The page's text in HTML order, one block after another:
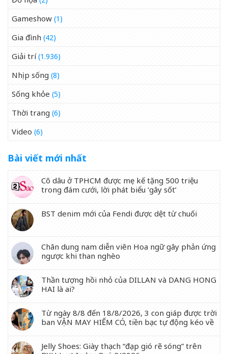
Gameshow (1)
Gia đình (42)
Giải trí(1.936)
Nhịp sống (8)
Sống khỏe (5)
Thời trang (6)
Video (6)
Bài viết mới nhất
Cô dâu ở TPHCM được mẹ kế tặng 500 triệu
trong đám cưới, lời phát biểu ‘gây sốt’
BST denim mới của Fendi được dệt từ chuối
Chân dung nam diễn viên Hoa ngữ gây phản ứng
ngược khi than nghèo
Thần tượng hồi nhỏ của DILLAN và DANG HONG
HAI là ai?
Từ ngày 8/8 đến 18/8/2026, 3 con giáp được trời
ban VẬN MAY HIẾM CÓ, tiền bạc tự động kéo về
Jelly Shoes: Giày thạch “đạp gió rẽ sóng” trên